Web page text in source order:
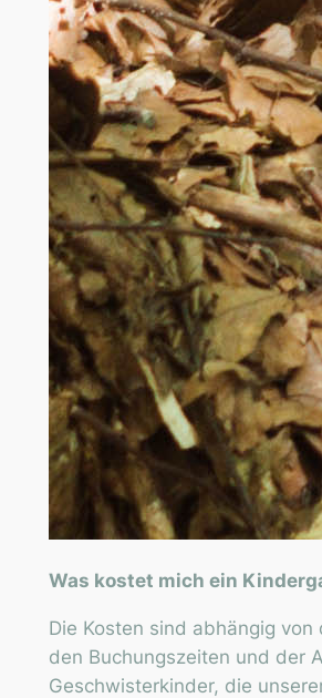
Was kostet mich ein
Die Kosten sind abhängig von
den Buchungszeiten und der
Geschwisterkinder, die